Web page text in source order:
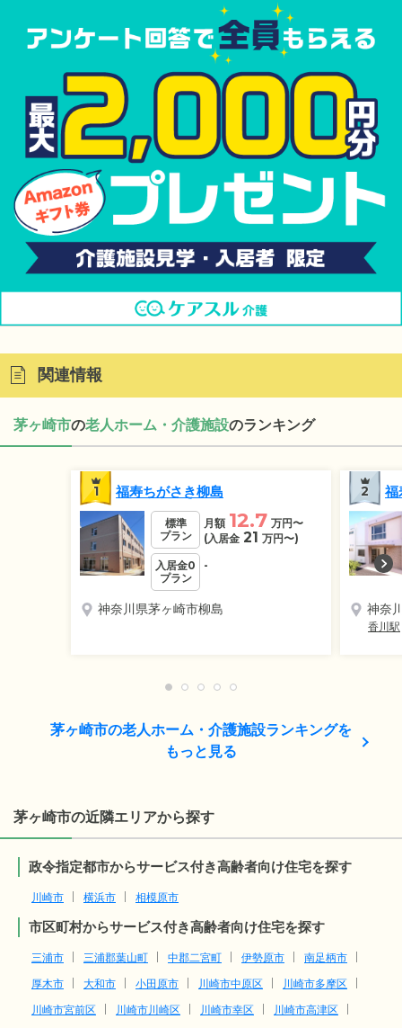
関連情報
茅ヶ崎市の老人ホーム・介護施設のランキング
1 福寿ちがさき柳島
標準
プラン
月額 12.7 万円〜
(入居金 21 万円〜)
入居金0
プラン
-
神奈川県茅ヶ崎市柳島
2 福
神奈
香川駅
茅ヶ崎市の老人ホーム・介護施設ランキングを
もっと見る
茅ヶ崎市の近隣エリアから探す
政令指定都市からサービス付き高齢者向け住宅を探す
川崎市 横浜市 相模原市
市区町村からサービス付き高齢者向け住宅を探す
三浦市 三浦郡葉山町 中郡二宮町 伊勢原市
南足柄市
厚木市
大和市 小田原市 川崎市中原区
川崎市多摩区
川崎市宮前区
川崎市川崎区 川崎市幸区 川崎市高津区